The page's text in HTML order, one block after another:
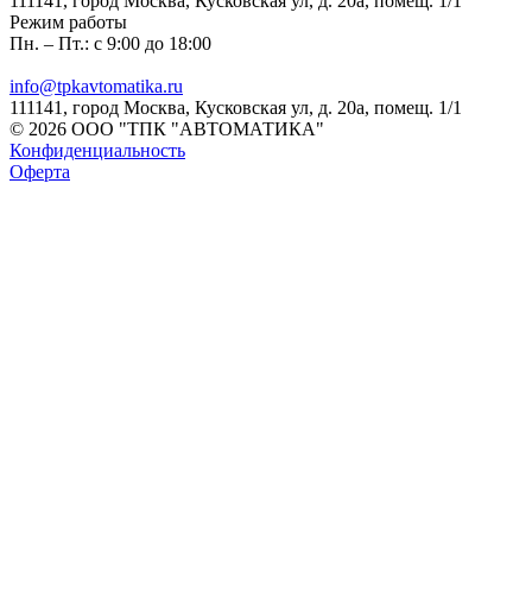
Режим работы
Пн. – Пт.: с 9:00 до 18:00
info@tpkavtomatika.ru
111141, город Москва, Кусковская ул, д. 20а, помещ. 1/1
© 2026 ООО "ТПК "АВТОМАТИКА"
Конфиденциальность
Оферта